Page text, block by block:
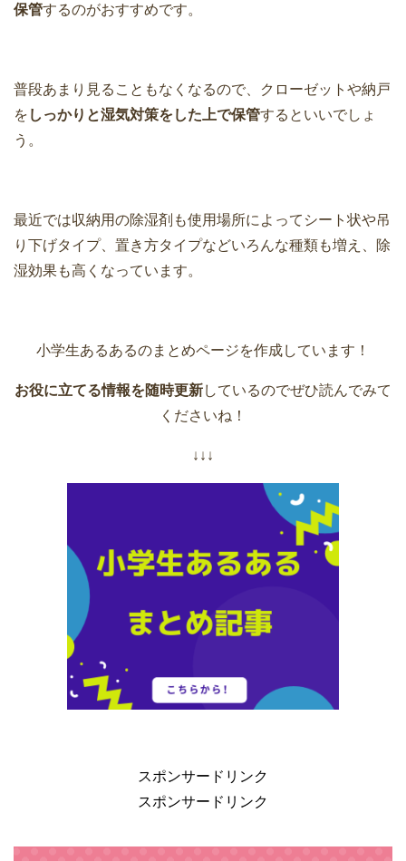
保管するのがおすすめです。
普段あまり見ることもなくなるので、クローゼットや納戸
を しっかりと湿気対策をした上で保管するといいでしょ
う。
最近では収納用の除湿剤も使用場所によってシート状や吊
り下げタイプ、置き方タイプなどいろんな種類も増え、除
湿効果も高くなっています。
小学生あるあるのまとめページを作成しています！
お役に立てる情報を随時更新しているのでぜひ読んでみて
くださいね！
↓↓↓
スポンサードリンク
スポンサードリンク